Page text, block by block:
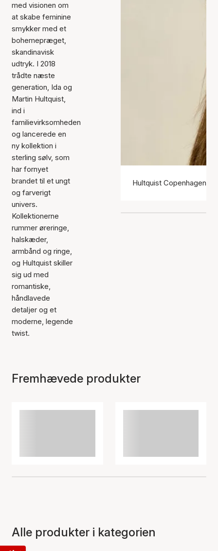
med visionen om
at skabe feminine
smykker med et
bohemepræget,
skandinavisk
udtryk. I 2018
trådte næste
generation, Ida og
Martin Hultquist,
ind i
familievirksomheden
og lancerede en
ny kollektion i
sterling sølv, som
har fornyet
brandet til et ungt
og farverigt
univers.
Kollektionerne
rummer øreringe,
halskæder,
armbånd og ringe,
og Hultquist skiller
sig ud med
romantiske,
håndlavede
detaljer og et
moderne, legende
twist.
Hultquist Copenhagen
Fremhævede produkter
Alle produkter i kategorien